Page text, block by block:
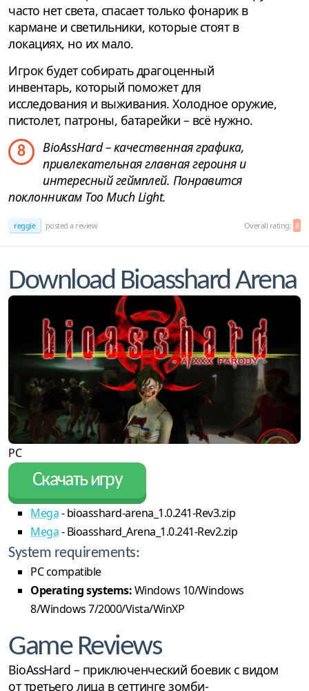
часто нет света, спасает только фонарик в
кармане и светильники, которые стоят в
локациях, но их мало.
Игрок будет собирать драгоценный
инвентарь, который поможет для
исследования и выживания. Холодное оружие,
пистолет, патроны, батарейки – всё нужно.
8
BioAssHard – качественная графика,
привлекательная главная героиня и
интересный геймплей. Понравится
поклонникам Too Much Light.
reggie posted a review Overall rating: 8
Download Bioasshard Arena
PC
Скачать игру
Mega- bioasshard-arena_1.0.241-Rev3.zip
Mega- Bioasshard_Arena_1.0.241-Rev2.zip
System requirements:
PC compatible
Operating systems:Windows 10/Windows
8/Windows 7/2000/Vista/WinXP
Game Reviews
BioAssHard – приключенческий боевик с видом
от третьего лица в сеттинге зомби-